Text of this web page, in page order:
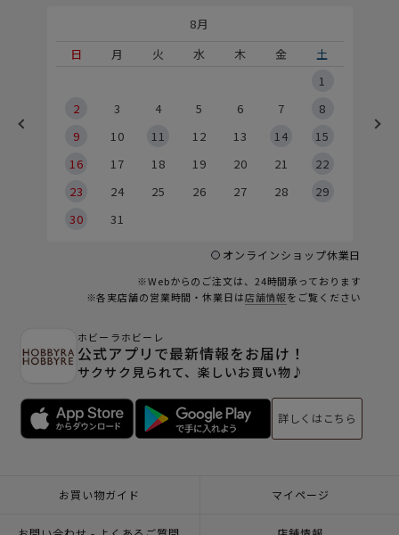
8月
日
月 火 水 木 金
土
1
2
3 4 5 6 7
8
9
10 11 12 13 14
15
16
17 18 19 20 21
22
23
24 25 26 27 28
29
30
31
オンラインショップ休業日
※Webからのご注文は、24時間承っております
※各実店舗の営業時間・休業日は店舗情報をご覧ください
ホビーラホビーレ
公式アプリで最新情報をお届け！
サクサク見られて、楽しいお買い物♪
詳しくはこちら
お買い物ガイド マイページ